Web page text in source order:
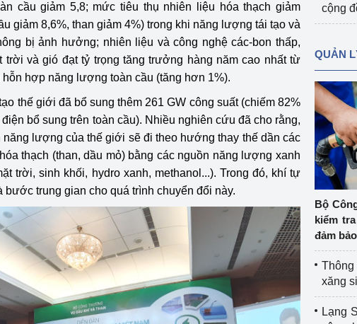
cầu giảm 5,8; mức tiêu thụ nhiên liệu hóa thạch giảm
giảm 8,6%, than giảm 4%) trong khi năng lượng tái tạo và
bị ảnh hưởng; nhiên liệu và công nghệ các-bon thấp,
trời và gió đạt tỷ trọng tăng trưởng hàng năm cao nhất từ
hợp năng lượng toàn cầu (tăng hơn 1%).
thế giới đã bổ sung thêm 261 GW công suất (chiếm 82%
bổ sung trên toàn cầu). Nhiều nghiên cứu đã cho rằng,
lượng của thế giới sẽ đi theo hướng thay thế dần các
thạch (than, dầu mỏ) bằng các nguồn năng lượng xanh
trời, sinh khối, hydro xanh, methanol...). Trong đó, khí tự
bước trung gian cho quá trình chuyển đổi này.
cộng
QUẢN
Bộ
kiểm
đảm
xăng
Lạng